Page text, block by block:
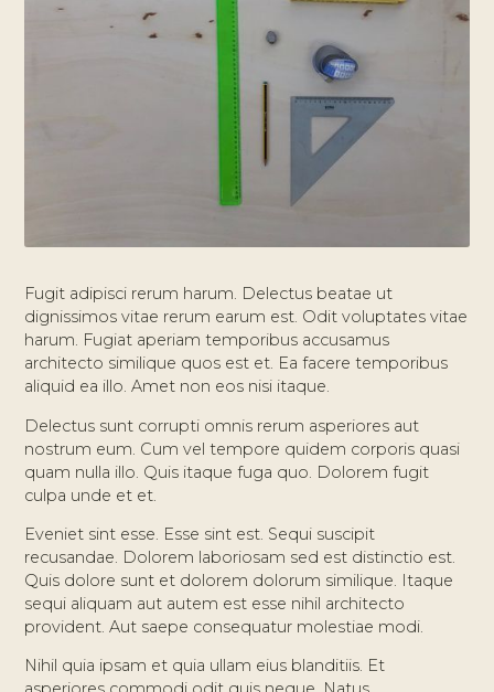
Fugit adipisci rerum harum. Delectus beatae ut
dignissimos vitae rerum earum est. Odit voluptates vitae
harum. Fugiat aperiam temporibus accusamus
architecto similique quos est et. Ea facere temporibus
aliquid ea illo. Amet non eos nisi itaque.
Delectus sunt corrupti omnis rerum asperiores aut
nostrum eum. Cum vel tempore quidem corporis quasi
quam nulla illo. Quis itaque fuga quo. Dolorem fugit
culpa unde et et.
Eveniet sint esse. Esse sint est. Sequi suscipit
recusandae. Dolorem laboriosam sed est distinctio est.
Quis dolore sunt et dolorem dolorum similique. Itaque
sequi aliquam aut autem est esse nihil architecto
provident. Aut saepe consequatur molestiae modi.
Nihil quia ipsam et quia ullam eius blanditiis. Et